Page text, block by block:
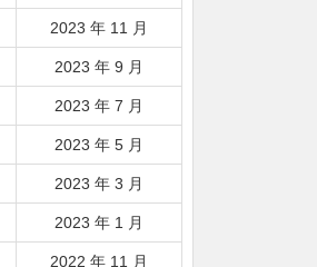
2023 年 11 月
2023 年 9 月
2023 年 7 月
2023 年 5 月
2023 年 3 月
2023 年 1 月
2022 年 11 月